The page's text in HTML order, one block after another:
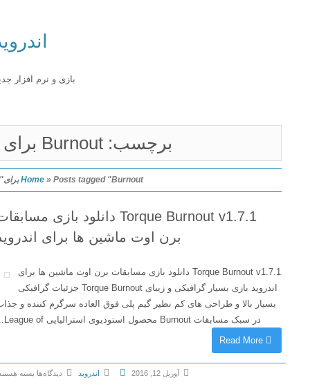
اندروید
بازی و نرم افزار جدید
برچسب: Burnout برای
Home»Posts tagged "Burnout برای"
Torque Burnout v1.7.1 دانلود بازی مسابقات
برن اوت ماشین ها برای اندروید
Torque Burnout v1.7.1 دانلود بازی مسابقات برن اوت ماشین ها برای
اندروید بازی بسیار گرافیکی و زیبای Torque Burnout جزئیات گرافیکی
بسیار بالا و طراحی های کم نظیر گیم پلی فوق العاده سرگرم کننده و جذاب
در سبک مسابقات Burnout محصول استودیوی استرالیایی League of...
Read More
اندروید
دیدگاه‌هابسته هستند